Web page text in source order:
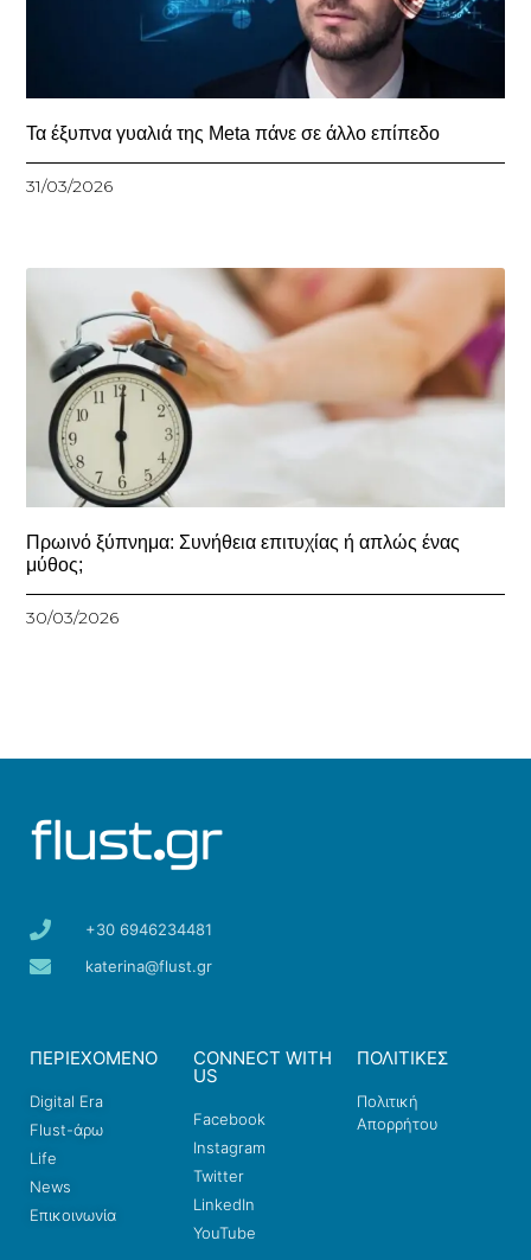
Τα έξυπνα γυαλιά της Meta πάνε σε άλλο επίπεδο
31/03/2026
Πρωινό ξύπνημα: Συνήθεια επιτυχίας ή απλώς ένας
μύθος;
30/03/2026
+30 6946234481
katerina@flust.gr
ΠΕΡΙΕΧΟΜΕΝΟ
Digital Era
Flust-άρω
Life
News
Επικοινωνία
CONNECT WITH
US
Facebook
Instagram
Twitter
LinkedIn
YouTube
ΠΟΛΙΤΙΚΕΣ
Πολιτική
Απορρήτου